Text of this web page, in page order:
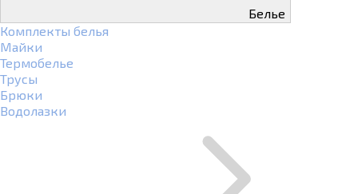
Белье
Комплекты белья
Майки
Термобелье
Трусы
Брюки
Водолазки